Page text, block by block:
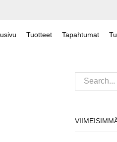
Tuotteet Tapahtumat